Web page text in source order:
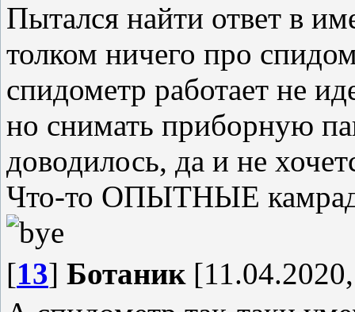
Пытался найти ответ в
толком ничего про
спидометр работает не
но снимать приборную
доводилось, да и не
Что-то ОПЫТНЫЕ
[13] Ботаник